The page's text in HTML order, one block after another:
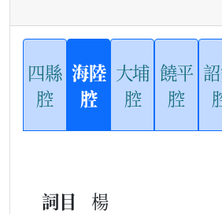
四縣
腔
海陸
腔
大埔
腔
饒平
腔
詞目
楊